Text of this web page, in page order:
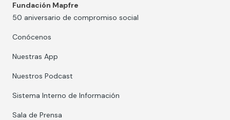
Fundación Mapfre
50 aniversario de compromiso social
Conócenos
Nuestras App
Nuestros Podcast
Sistema Interno de Información
Sala de Prensa